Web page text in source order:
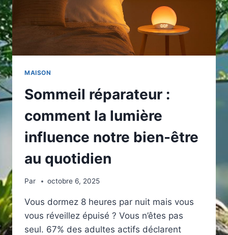
MAISON
Sommeil réparateur :
comment la lumière
influence notre bien-être
au quotidien
Par octobre 6, 2025
Vous dormez 8 heures par nuit mais vous
vous réveillez épuisé ? Vous n’êtes pas
seul. 67% des adultes actifs déclarent